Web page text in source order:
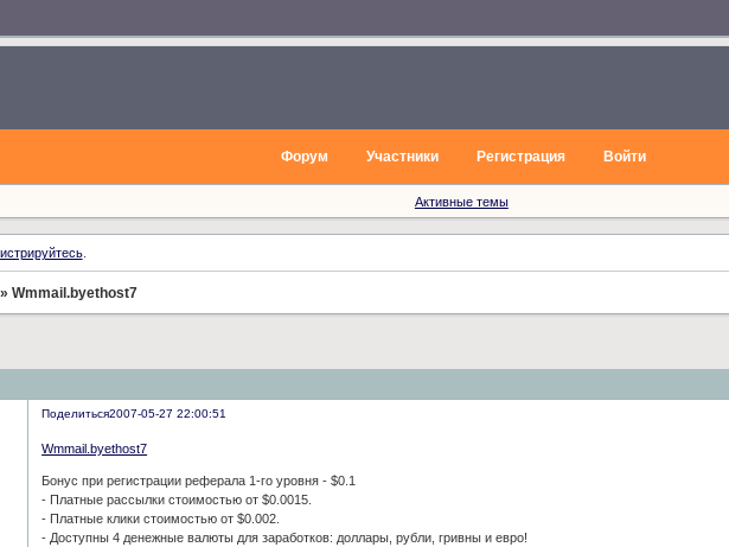
Форум Участники Регистрация Войти
Активные темы
.
»Wmmail.byethost7
Поделиться2007-05-27 22:00:51
Wmmail.byethost7
Бонус при регистрации реферала 1-го уровня - $0.1
- Платные рассылки стоимостью от $0.0015.
- Платные клики стоимостью от $0.002.
- Доступны 4 денежные валюты для заработков: доллары, рубли, гривны и евро!